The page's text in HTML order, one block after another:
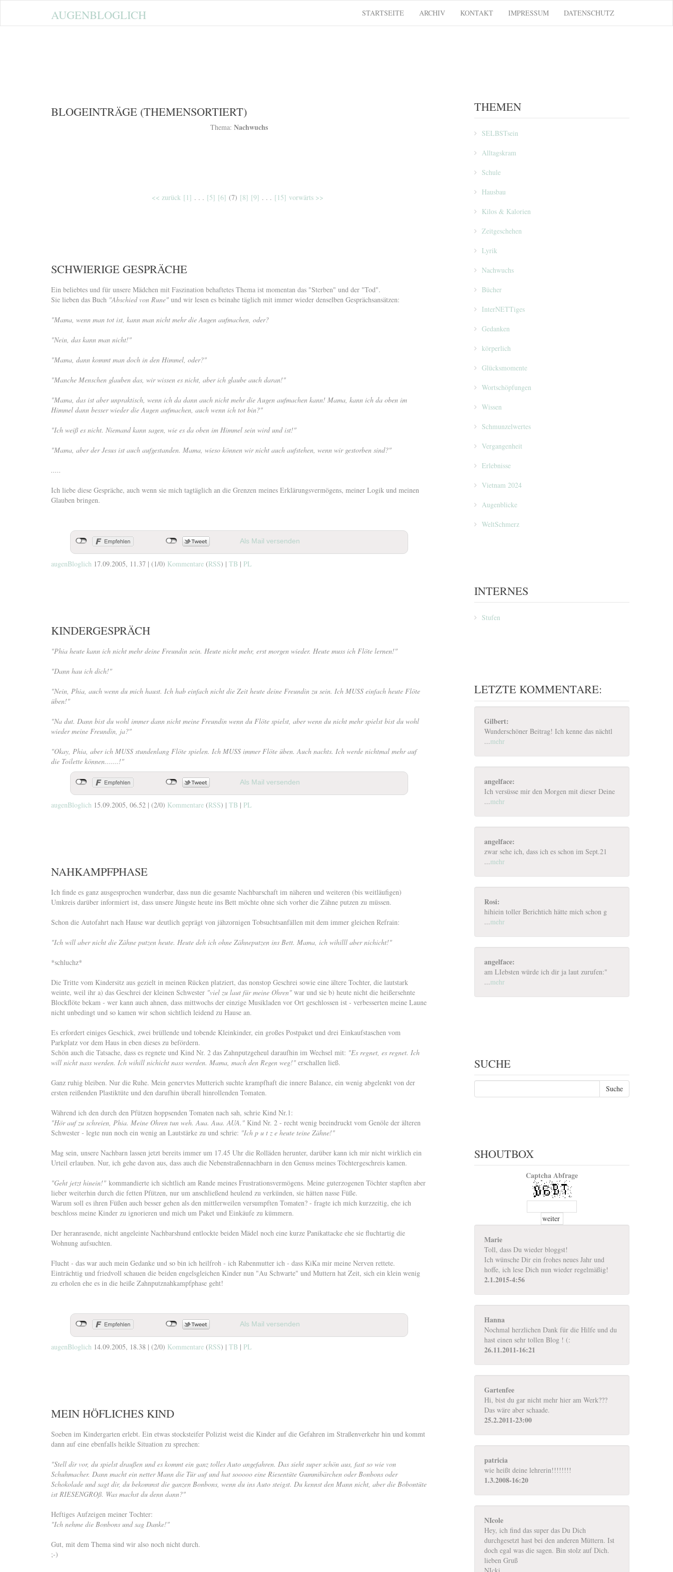
AUGENBLOGLICH STARTSEITE ARCHIV KONTAKT IMPRESSUM DATENSCHUTZ
BLOGEINTRÄGE (THEMENSORTIERT)
Thema: Nachwuchs
<< zurück [1] . . . [5] [6] (7) [8] [9] . . . [15] vorwärts >>
SCHWIERIGE GESPRÄCHE
Ein beliebtes und für unsere Mädchen mit Faszination behaftetes Thema ist momentan das "Sterben" und der "Tod".
Sie lieben das Buch "Abschied von Rune" und wir lesen es beinahe täglich mit immer wieder denselben Gesprächsansätzen:
"Mama, wenn man tot ist, kann man nicht mehr die Augen aufmachen, oder?
"Nein, das kann man nicht!"
"Mama, dann kommt man doch in den Himmel, oder?"
"Manche Menschen glauben das, wir wissen es nicht, aber ich glaube auch daran!"
"Mama, das ist aber unpraktisch, wenn ich da dann auch nicht mehr die Augen aufmachen kann! Mama, kann ich da oben im
Himmel dann besser wieder die Augen aufmachen, auch wenn ich tot bin?"
"Ich weiß es nicht. Niemand kann sagen, wie es da oben im Himmel sein wird und ist!"
"Mama, aber der Jesus ist auch aufgestanden. Mama, wieso können wir nicht auch aufstehen, wenn wir gestorben sind?"
.....
Ich liebe diese Gespräche, auch wenn sie mich tagtäglich an die Grenzen meines Erklärungsvermögens, meiner Logik und meinen
Glauben bringen.
Als Mail versenden
augenBloglich 17.09.2005, 11.37 | (1/0) Kommentare (RSS) | TB | PL
KINDERGESPRÄCH
"Phia heute kann ich nicht mehr deine Freundin sein. Heute nicht mehr, erst morgen wieder. Heute muss ich Flöte lernen!"
"Dann hau ich dich!"
"Nein, Phia, auch wenn du mich haust. Ich hab einfach nicht die Zeit heute deine Freundin zu sein. Ich MUSS einfach heute Flöte
üben!"
"Na dut. Dann bist du wohl immer dann nicht meine Freundin wenn du Flöte spielst, aber wenn du nicht mehr spielst bist du wohl
wieder meine Freundin, ja?"
"Okay, Phia, aber ich MUSS stundenlang Flöte spielen. Ich MUSS immer Flöte üben. Auch nachts. Ich werde nichtmal mehr auf
die Toilette können.......!"
Als Mail versenden
augenBloglich 15.09.2005, 06.52 | (2/0) Kommentare (RSS) | TB | PL
NAHKAMPFPHASE
Ich finde es ganz ausgesprochen wunderbar, dass nun die gesamte Nachbarschaft im näheren und weiteren (bis weitläufigen)
Umkreis darüber informiert ist, dass unsere Jüngste heute ins Bett möchte ohne sich vorher die Zähne putzen zu müssen.
Schon die Autofahrt nach Hause war deutlich geprägt von jähzornigen Tobsuchtsanfällen mit dem immer gleichen Refrain:
"Ich will aber nicht die Zähne putzen heute. Heute deh ich ohne Zähneputzen ins Bett. Mama, ich wihilll aber nichicht!"
*schluchz*
Die Tritte vom Kindersitz aus gezielt in meinen Rücken platziert, das nonstop Geschrei sowie eine ältere Tochter, die lautstark
weinte, weil ihr a) das Geschrei der kleinen Schwester "viel zu laut für meine Ohren" war und sie b) heute nicht die heißersehnte
Blockflöte bekam - wer kann auch ahnen, dass mittwochs der einzige Musikladen vor Ort geschlossen ist - verbesserten meine Laune
nicht unbedingt und so kamen wir schon sichtlich leidend zu Hause an.
Es erfordert einiges Geschick, zwei brüllende und tobende Kleinkinder, ein großes Postpaket und drei Einkaufstaschen vom
Parkplatz vor dem Haus in eben dieses zu befördern.
Schön auch die Tatsache, dass es regnete und Kind Nr. 2 das Zahnputzgeheul daraufhin im Wechsel mit: "Es regnet, es regnet. Ich
will nicht nass werden. Ich wihill nichicht nass werden. Mama, mach den Regen weg!" erschallen ließ.
Ganz ruhig bleiben. Nur die Ruhe. Mein genervtes Mutterich suchte krampfhaft die innere Balance, ein wenig abgelenkt von der
ersten reißenden Plastiktüte und den darufhin überall hinrollenden Tomaten.
Während ich den durch den Pfützen hoppsenden Tomaten nach sah, schrie Kind Nr.1:
"Hör auf zu schreien, Phia. Meine Ohren tun weh. Aua. Aua. AUA." Kind Nr. 2 - recht wenig beeindruckt vom Genöle der älteren
Schwester - legte nun noch ein wenig an Lautstärke zu und schrie: "Ich p u t z e heute teine Zähne!"
Mag sein, unsere Nachbarn lassen jetzt bereits immer um 17.45 Uhr die Rolläden herunter, darüber kann ich mir nicht wirklich ein
Urteil erlauben. Nur, ich gehe davon aus, dass auch die Nebenstraßennachbarn in den Genuss meines Töchtergeschreis kamen.
"Geht jetzt hinein!" kommandierte ich sichtlich am Rande meines Frustrationsvermögens. Meine guterzogenen Töchter stapften aber
lieber weiterhin durch die fetten Pfützen, nur um anschließend heulend zu verkünden, sie hätten nasse Füße.
Warum soll es ihren Füßen auch besser gehen als den mittlerweilen versumpften Tomaten? - fragte ich mich kurzzeitig, ehe ich
beschloss meine Kinder zu ignorieren und mich um Paket und Einkäufe zu kümmern.
Der heranrasende, nicht angeleinte Nachbarshund entlockte beiden Mädel noch eine kurze Panikattacke ehe sie fluchtartig die
Wohnung aufsuchten.
Flucht - das war auch mein Gedanke und so bin ich heilfroh - ich Rabenmutter ich - dass KiKa mir meine Nerven rettete.
Einträchtig und friedvoll schauen die beiden engelsgleichen Kinder nun "Au Schwarte" und Muttern hat Zeit, sich ein klein wenig
zu erholen ehe es in die heiße Zahnputznahkampfphase geht!
Als Mail versenden
augenBloglich 14.09.2005, 18.38 | (2/0) Kommentare (RSS) | TB | PL
MEIN HÖFLICHES KIND
Soeben im Kindergarten erlebt. Ein etwas stocksteifer Polizist weist die Kinder auf die Gefahren im Straßenverkehr hin und kommt
dann auf eine ebenfalls heikle Situation zu sprechen:
"Stell dir vor, du spielst draußen und es kommt ein ganz tolles Auto angefahren. Das sieht super schön aus, fast so wie von
Schuhmacher. Dann macht ein netter Mann die Tür auf und hat sooooo eine Riesentüte Gummibärchen oder Bonbons oder
Schokolade und sagt dir, du bekommst die ganzen Bonbons, wenn du ins Auto steigst. Du kennst den Mann nicht, aber die Bobontüte
ist RIESENGROß. Was machst du denn dann?"
Heftiges Aufzeigen meiner Tochter:
"Ich nehme die Bonbons und sag Danke!"
Gut, mit dem Thema sind wir also noch nicht durch.
;-)
THEMEN
SELBSTsein
Alltagskram
Schule
Hausbau
Kilos & Kalorien
Zeitgeschehen
Lyrik
Nachwuchs
Bücher
InterNETTiges
Gedanken
körperlich
Glücksmomente
Wortschöpfungen
Wissen
Schmunzelwertes
Vergangenheit
Erlebnisse
Vietnam 2024
Augenblicke
WeltSchmerz
INTERNES
Stufen
LETZTE KOMMENTARE:
Gilbert:
Wunderschöner Beitrag! Ich kenne das nächtl
...mehr
angelface:
Ich versüsse mir den Morgen mit dieser Deine
...mehr
angelface:
zwar sehe ich, dass ich es schon im Sept.21
...mehr
Rosi:
hihiein toller Berichtich hätte mich schon g
...mehr
angelface:
am LIebsten würde ich dir ja laut zurufen:"
...mehr
SUCHE
SHOUTBOX
Captcha Abfrage
Marie
Toll, dass Du wieder bloggst!
Ich wünsche Dir ein frohes neues Jahr und
hoffe, ich lese Dich nun wieder regelmäßig!
2.1.2015-4:56
Hanna
Nochmal herzlichen Dank für die Hilfe und du
hast einen sehr tollen Blog ! (:
26.11.2011-16:21
Gartenfee
Hi, bist du gar nicht mehr hier am Werk???
Das wäre aber schaade.
25.2.2011-23:00
patricia
wie heißt deine lehrerin!!!!!!!!
1.3.2008-16:20
NIcole
Hey, ich find das super das Du Dich
durchgesetzt hast bei den anderen Müttern. Ist
doch egal was die sagen. Bin stolz auf Dich.
lieben Gruß